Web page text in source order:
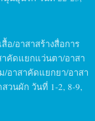
อ/อาสาสร้างสื่อการ
คัดแยกแว่นตา/อาสา
อาสาคัดแยกยา/อาสา
วนผัก วันที่ 1-2, 8-9,